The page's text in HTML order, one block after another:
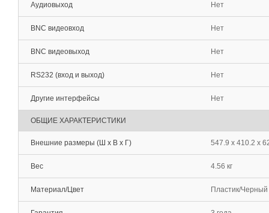
Аудиовыход Нет
BNC видеовход Нет
BNC видеовыход Нет
RS232 (вход и выход) Нет
Другие интерфейсы Нет
ОБЩИЕ ХАРАКТЕРИСТИКИ
Внешние размеры (Ш х В х Г) 547.9 х 410.2 х
Вес 4.56 кг
Материал/Цвет Пластик/Черный